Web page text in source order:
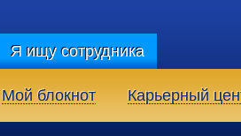
Я ищу сотрудника
Мой блокнот Карьерный